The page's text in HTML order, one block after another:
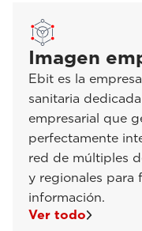
Imagen
Ebit es la
sanitaria
empresarial que
perfectamente
red de múltiples
y regionales para
información.
Ver todo